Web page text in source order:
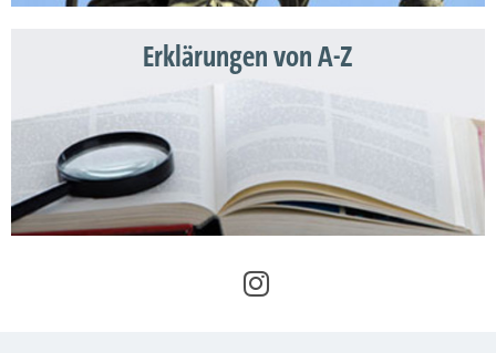
Erklärungen von A-Z